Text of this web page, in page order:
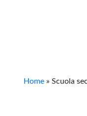
Home » Scuola